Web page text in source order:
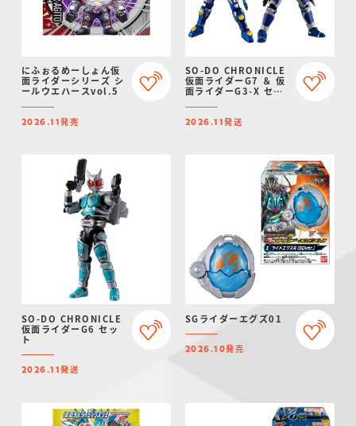
にふぉるめーしょん仮
面ライダーシリーズ シ
ールウエハースvol.5
2026.11発売
SO-DO CHRONICLE
仮面ライダーG7 ＆ 仮
面ライダーG3-X セッ
2026.11発送
SO-DO CHRONICLE
仮面ライダーG6 セッ
ト
2026.11発送
SGライダーエグズ01
2026.10発売